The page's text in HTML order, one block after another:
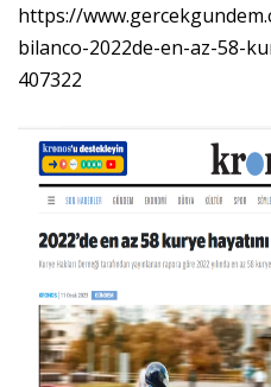
https://
bilanco-2022de-en-az-58-
407322